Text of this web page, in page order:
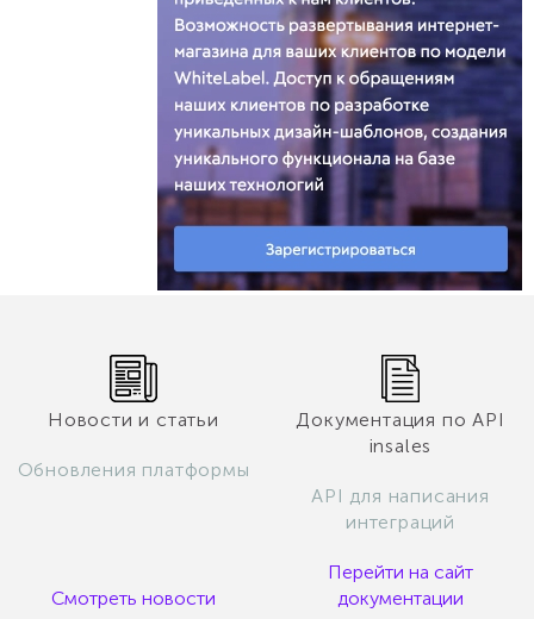
Новости и статьи
Обновления платформы
Смотреть новости
Документация по API
insales
API для написания
интеграций
Перейти на сайт
документации